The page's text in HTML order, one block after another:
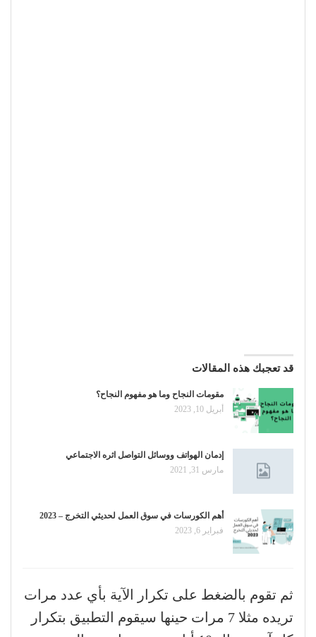
قد تعجبك هذه المقالات
مقومات النجاح وما هو مفهوم النجاح؟
أبريل 10, 2023
إدمان الهواتف ووسائل التواصل اثره الاجتماعي
مارس 31, 2021
أهم الكورسات في سوق العمل لحديثي التخرج – 2023
فبراير 6, 2023
ثم تقوم بالضغط على تكرار الآية بأي عدد مرات
تريده مثلا 7 مرات حينها سيقوم التطبيق بتكرار